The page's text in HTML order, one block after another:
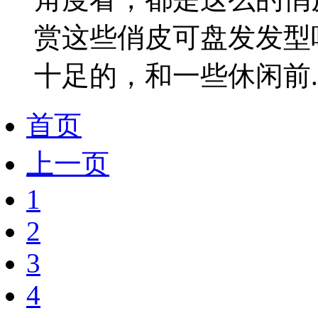
赏这些俏皮可盘发发
十足的，和一些休闲前
首页
上一页
1
2
3
4